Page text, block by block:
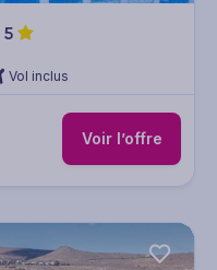
5
Vol inclus
Voir l’offre